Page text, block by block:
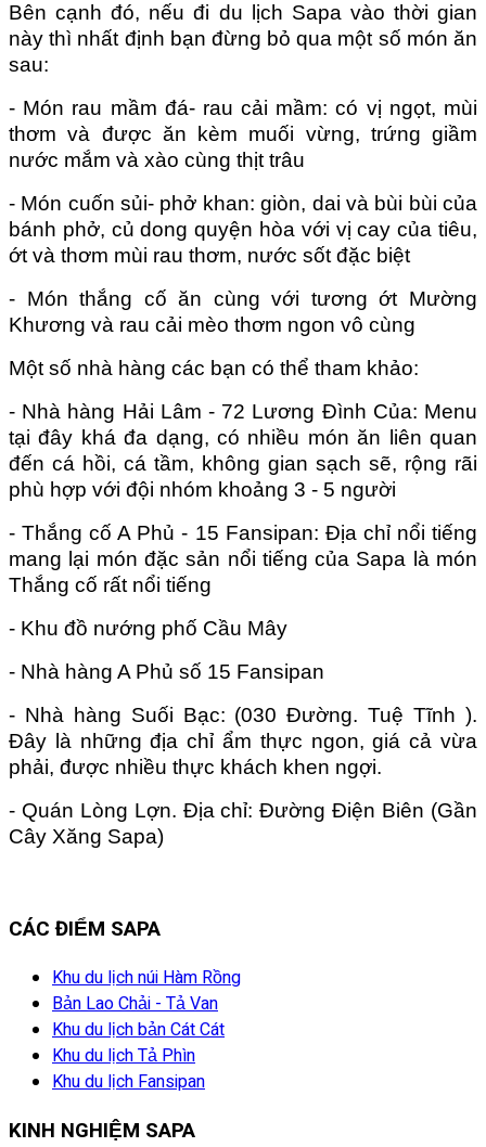
Bên cạnh đó, nếu đi du lịch Sapa vào thời gian
này thì nhất định bạn đừng bỏ qua một số món ăn
sau:
- Món rau mầm đá- rau cải mầm: có vị ngọt, mùi
thơm và được ăn kèm muối vừng, trứng giầm
nước mắm và xào cùng thịt trâu
- Món cuốn sủi- phở khan: giòn, dai và bùi bùi của
bánh phở, củ dong quyện hòa với vị cay của tiêu,
ớt và thơm mùi rau thơm, nước sốt đặc biệt
- Món thắng cố ăn cùng với tương ớt Mường
Khương và rau cải mèo thơm ngon vô cùng
Một số nhà hàng các bạn có thể tham khảo:
- Nhà hàng Hải Lâm - 72 Lương Đình Của: Menu
tại đây khá đa dạng, có nhiều món ăn liên quan
đến cá hồi, cá tầm, không gian sạch sẽ, rộng rãi
phù hợp với đội nhóm khoảng 3 - 5 người
- Thắng cố A Phủ - 15 Fansipan: Địa chỉ nổi tiếng
mang lại món đặc sản nổi tiếng của Sapa là món
Thắng cố rất nổi tiếng
- Khu đồ nướng phố Cầu Mây
- Nhà hàng A Phủ số 15 Fansipan
- Nhà hàng Suối Bạc: (030 Đường. Tuệ Tĩnh ).
Đây là những địa chỉ ẩm thực ngon, giá cả vừa
phải, được nhiều thực khách khen ngợi.
- Quán Lòng Lợn. Địa chỉ: Đường Điện Biên (Gần
Cây Xăng Sapa)
CÁC ĐIỂM SAPA
Khu du lịch núi Hàm Rồng
Bản Lao Chải - Tả Van
Khu du lịch bản Cát Cát
Khu du lịch Tả Phìn
Khu du lịch Fansipan
KINH NGHIỆM SAPA